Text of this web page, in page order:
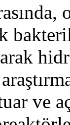
ve